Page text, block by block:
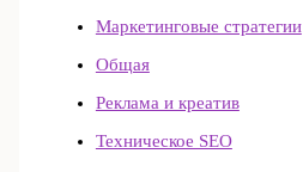
Маркетинговые стратегии
Общая
Реклама и креатив
Техническое SEO